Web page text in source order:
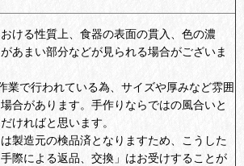
ける性質上、食器の表面の貫入、色の濃
あまい部分などが見られる場合がございま
業で行われている為、サイズや厚みなど雰囲
合があります。手作りならではの風合いと
ければと思います。
製造元の検品済となりますため、こうした
際による返品、交換」はお受けすることが